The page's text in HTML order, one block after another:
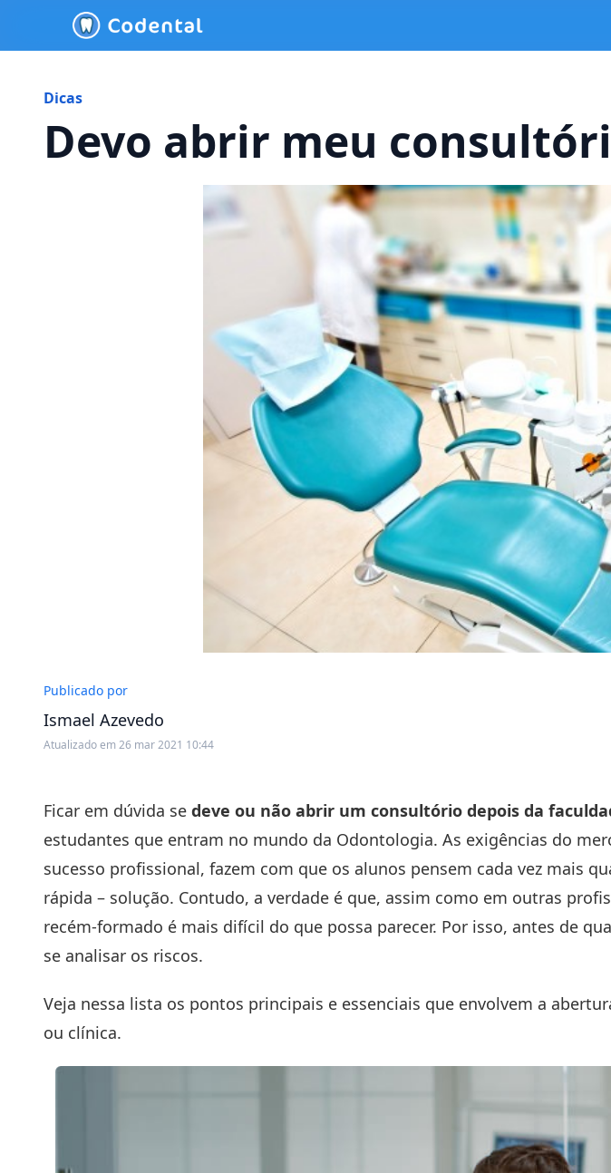
Dicas
Devo abrir meu
Publicado por
Ismael Azevedo
Atualizado em 26 mar 2021 10:44
Ficar em dúvida se deve ou não abrir um consultório depois da
estudantes que entram no mundo da Odontologia. As exigências do
sucesso profissional, fazem com que os alunos pensem cada vez mais
rápida – solução. Contudo, a verdade é que, assim como em outras
recém-formado é mais difícil do que possa parecer. Por isso, antes de
se analisar os riscos.
Veja nessa lista os pontos principais e essenciais que envolvem a
ou clínica.